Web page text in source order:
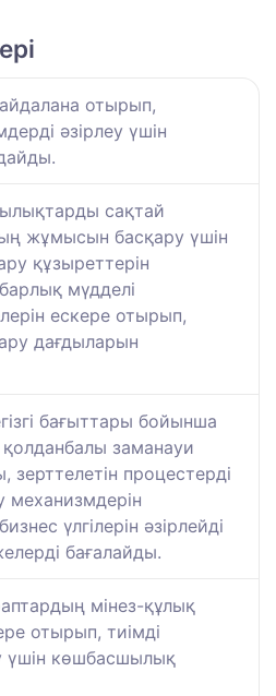
отырып,
әзірлеу үшін
сақтай
жұмысын басқару үшін
құзыреттерін
мүдделі
ескере отырып,
дағдыларын
бағыттары бойынша
қолданбалы заманауи
зерттелетін процестерді
механизмдерін
үлгілерін әзірлейді
бағалайды.
мінез-құлық
отырып, тиімді
үшін көшбасшылық